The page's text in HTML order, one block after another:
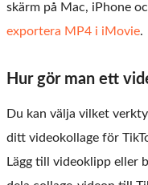
skärm på Mac, iPhone
exportera MP4 i iMovie.
Hur gör man ett
Du kan välja vilket
ditt videokollage för
Lägg till videoklipp eller